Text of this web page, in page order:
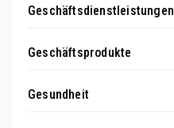
Geschäftsdienstleistungen
Geschäftsprodukte
Gesundheit